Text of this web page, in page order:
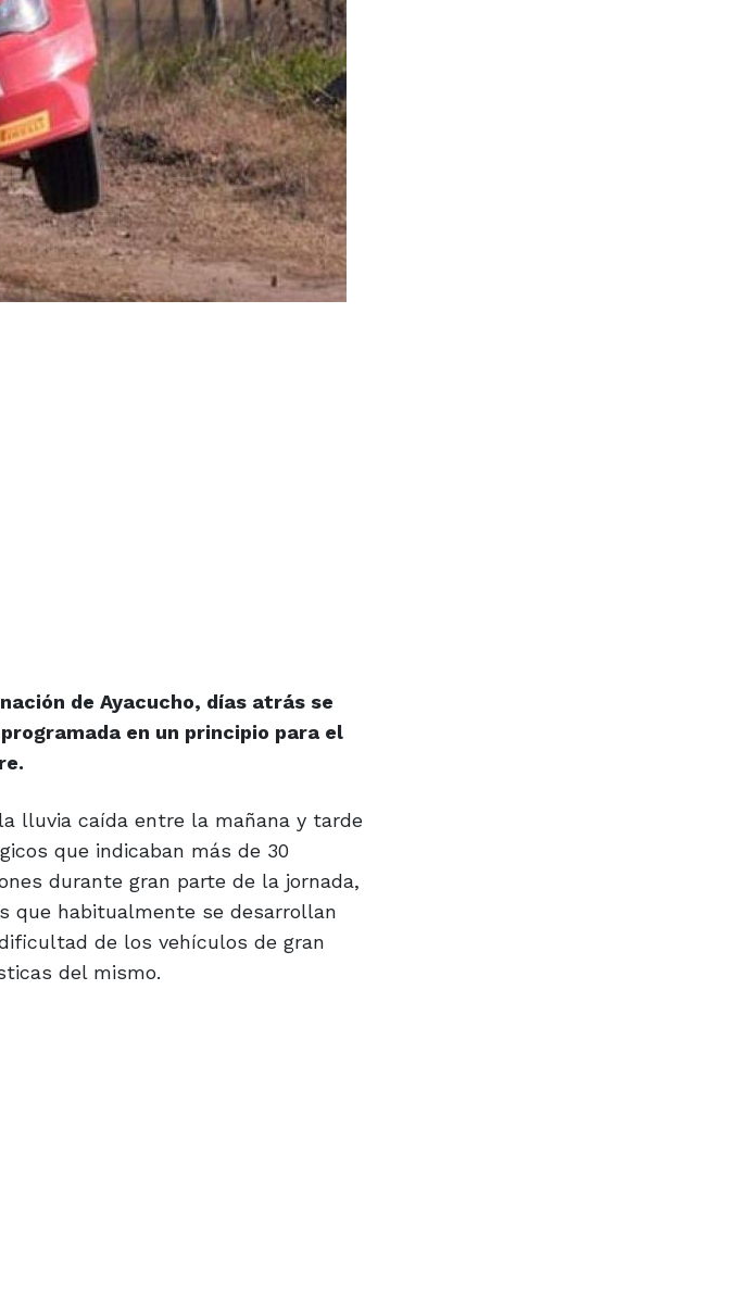
de Ayacucho, días atrás se
en un principio para el
lluvia caída entre la mañana y tarde
que indicaban más de 30
durante gran parte de la jornada,
que habitualmente se desarrollan
de los vehículos de gran
del mismo.